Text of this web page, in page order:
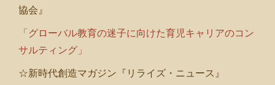
協会』
「グローバル教育の迷子に向けた育児キャリアのコン
サルティング」
☆新時代創造マガジン『リライズ・ニュース』